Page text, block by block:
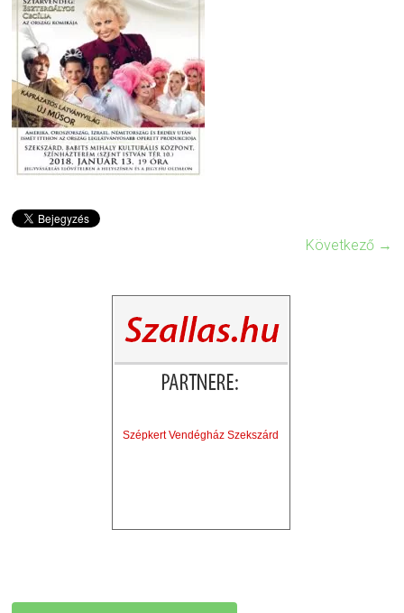
Következő →
Szépkert Vendégház Szekszárd